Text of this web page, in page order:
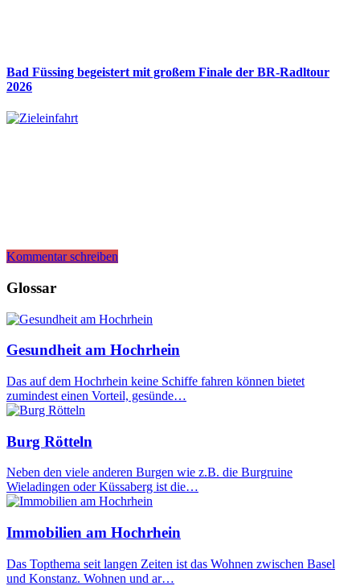
Bad Füssing begeistert mit großem Finale der BR-Radltour
2026
Kommentar schreiben
Glossar
Gesundheit am Hochrhein
Das auf dem Hochrhein keine Schiffe fahren können bietet
zumindest einen Vorteil, gesünde…
Burg Rötteln
Neben den viele anderen Burgen wie z.B. die Burgruine
Wieladingen oder Küssaberg ist die…
Immobilien am Hochrhein
Das Topthema seit langen Zeiten ist das Wohnen zwischen Basel
und Konstanz. Wohnen und ar…